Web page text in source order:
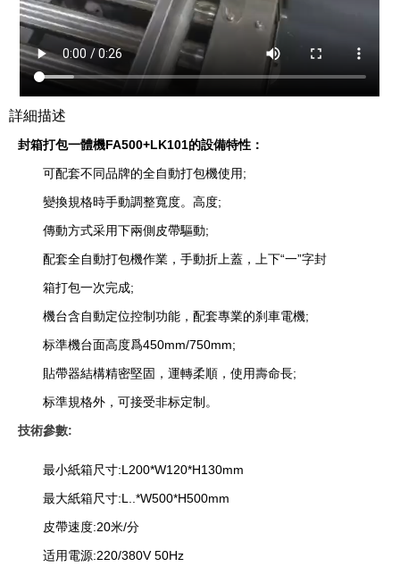
詳細描述
封箱打包一體機FA500+LK101的設備特性：
可配套不同品牌的全自動打包機使用;
變換規格時手動調整寬度。高度;
傳動方式采用下兩側皮帶驅動;
配套全自動打包機作業，手動折上蓋，上下“一”字封
箱打包一次完成;
機台含自動定位控制功能，配套專業的刹車電機;
标準機台面高度爲450mm/750mm;
貼帶器結構精密堅固，運轉柔順，使用壽命長;
标準規格外，可接受非标定制。
技術參數:
最小紙箱尺寸:L200*W120*H130mm
最大紙箱尺寸:L..*W500*H500mm
皮帶速度:20米/分
适用電源:220/380V 50Hz